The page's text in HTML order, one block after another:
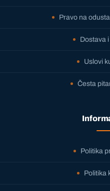
Pravo na
Dostava
Uslovi
Česta
Politika
Politika